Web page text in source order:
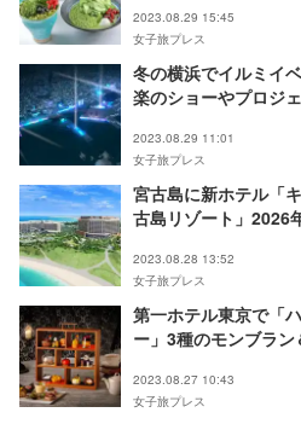
2023.08.29 15:45
女子旅プレス
冬の横浜でイルミイ
楽のショーやプロジ
2023.08.29 11:01
女子旅プレス
宮古島に新ホテル「
古島リゾート」2026
2023.08.28 13:52
女子旅プレス
第一ホテル東京で「
ー」3種のモンブラ
2023.08.27 10:43
女子旅プレス